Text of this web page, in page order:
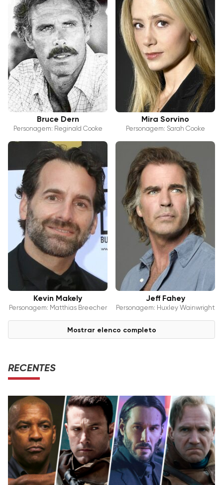
Bruce Dern
Personagem: Reginald Cooke
Mira Sorvino
Personagem: Sarah Cooke
Kevin Makely
Personagem: Matthias Breecher
Jeff Fahey
Personagem: Huxley Wainwright
Mostrar elenco completo
RECENTES